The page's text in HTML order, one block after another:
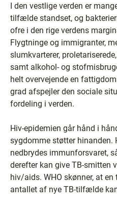
I den vestlige verden er
tilfælde standset, og
ofre i den rige verdens
Flygtninge og immigranter,
slumkvarterer,
samt alkohol- og
helt overvejende en
grad afspejler den sociale
fordeling i verden.
Hiv-epidemien går hånd i
sygdomme støtter hinanden.
nedbrydes immunforsvaret,
derefter kan give TB-smitten
hiv/aids. WHO skønner, at
antallet af nye TB-tilfælde